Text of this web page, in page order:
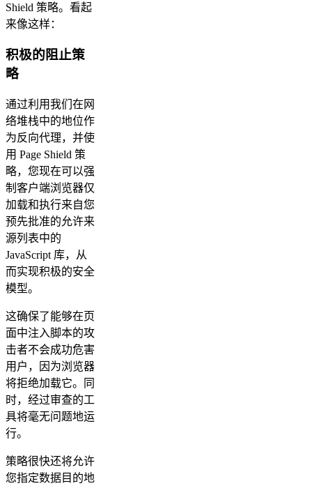
Shield 策略。看起
来像这样：
积极的阻止策
略
通过利用我们在网
络堆栈中的地位作
为反向代理，并使
用 Page Shield 策
略，您现在可以强
制客户端浏览器仅
加载和执行来自您
预先批准的允许来
源列表中的
JavaScript 库，从
而实现积极的安全
模型。
这确保了能够在页
面中注入脚本的攻
击者不会成功危害
用户，因为浏览器
将拒绝加载它。同
时，经过审查的工
具将毫无问题地运
行。
策略很快还将允许
您指定数据目的地